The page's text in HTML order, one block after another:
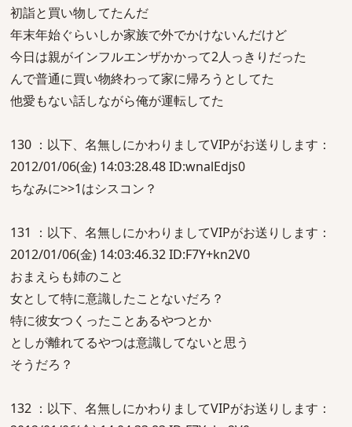
初詣と買い物してたんだ
年末年始ぐらいしか家族で外でかけないんだけど
今日は親がインフルエンザかかって2人っきりだった
んで普通に買い物終わって家に帰ろうとしてた
他愛もない話しながら俺が運転してた
130 ：以下、名無しにかわりましてVIPがお送りします：
2012/01/06(金) 14:03:28.48 ID:wnalEdjs0
ちなみに>>1はシスコン？
131 ：以下、名無しにかわりましてVIPがお送りします：
2012/01/06(金) 14:03:46.32 ID:F7Y+kn2V0
おまえらも姉のこと
女として特に意識したことないだろ？
特に彼女つくったことあるやつとか
としが離れてるやつは意識してないと思う
そうだろ？
132 ：以下、名無しにかわりましてVIPがお送りします：